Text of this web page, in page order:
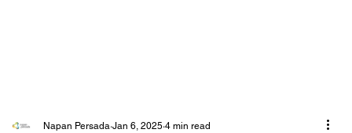
Napan Persada Jan 6, 2025 4 min read